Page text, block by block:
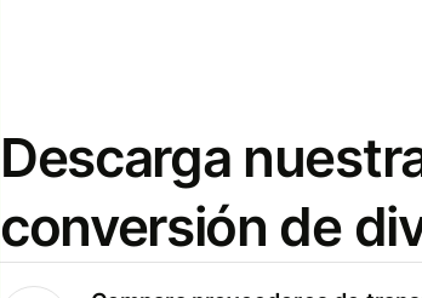
Descarga
conversión de